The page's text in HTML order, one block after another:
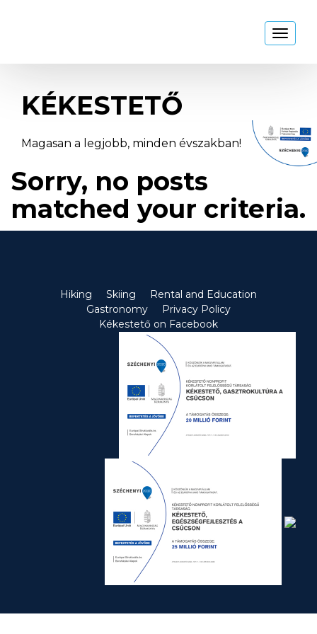
KÉKESTETŐ
Magasan a legjobb, minden évszakban!
Sorry, no posts
matched your criteria.
Hiking Skiing
Rental and Education
Gastronomy
Privacy Policy
Kékestető on Facebook